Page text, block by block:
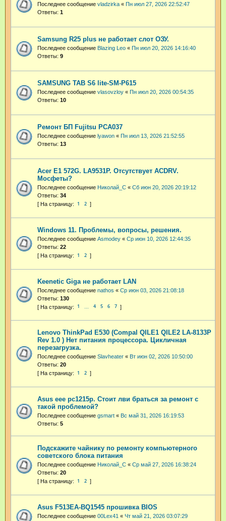
Последнее сообщение vladzirka « Пн июл 27, 2026 22:52:47
Ответы: 1
Samsung R25 plus не работает слот ОЗУ.
Последнее сообщение Blazing Leo « Пн июл 20, 2026 14:16:40
Ответы: 9
SAMSUNG TAB S6 lite-SM-P615
Последнее сообщение vlasovzloy « Пн июл 20, 2026 00:54:35
Ответы: 10
Ремонт БП Fujitsu PCA037
Последнее сообщение lyawon « Пн июл 13, 2026 21:52:55
Ответы: 13
Acer E1 572G. LA9531P. Отсутствует ACDRV.
Мосфеты?
Последнее сообщение Николай_С « Сб июн 20, 2026 20:19:12
Ответы: 34
1 2
Windows 11. Проблемы, вопросы, решения.
Последнее сообщение Asmodey « Ср июн 10, 2026 12:44:35
Ответы: 22
1 2
Keenetic Giga не работает LAN
Последнее сообщение nathos « Ср июн 03, 2026 21:08:18
Ответы: 130
1 4 5 6 7
Lenovo ThinkPad E530 (Compal QILE1 QILE2 LA-8133P
Rev 1.0 ) Нет питания процессора. Цикличная
перезагрузка.
Последнее сообщение Slavheater « Вт июн 02, 2026 10:50:00
Ответы: 20
1 2
Asus eee pc1215p. Стоит лви браться за ремонт с
такой проблемой?
Последнее сообщение gsmart « Вс май 31, 2026 16:19:53
Ответы: 5
Подскажите чайнику по ремонту компьютерного
советского блока питания
Последнее сообщение Николай_С « Ср май 27, 2026 16:38:24
Ответы: 20
1 2
Asus F513EA-BQ1545 прошивка BIOS
Последнее сообщение 00Lex41 « Чт май 21, 2026 03:07:29